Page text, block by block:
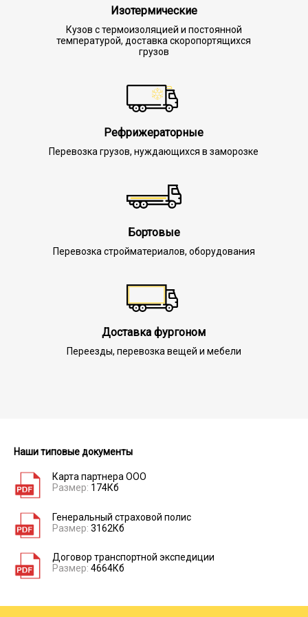
Изотермические
Кузов с термоизоляцией и постоянной
температурой, доставка скоропортящихся
грузов
Рефрижераторные
Перевозка грузов, нуждающихся в заморозке
Бортовые
Перевозка стройматериалов, оборудования
Доставка фургоном
Переезды, перевозка вещей и мебели
Наши типовые документы
Карта партнера ООО
Размер: 174Кб
Генеральный страховой полис
Размер: 3162Кб
Договор транспортной экспедиции
Размер: 4664Кб